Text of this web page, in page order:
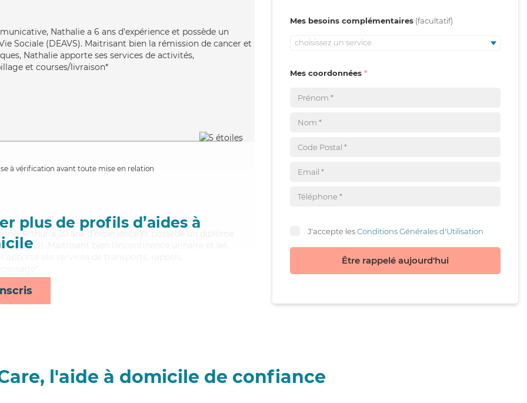
Nathalie a 6 ans d'expérience et possède un
Sociale (DEAVS). Maitrisant bien la rémission de cancer et
Nathalie apporte ses services de activités,
et courses/livraison*
à vérification avant toute mise en relation
plus de profils d’aides à
Arthur a 20 ans d'expérience et possède un diplôme
(ADVD). Maitrisant bien l'incontinence urinaire et les
Mes besoins complémentaires
choisissez un service
Mes coordonnées
J'accepte lesConditions Générales d'Utilisation
Être rappelé aujourd'hui
l'aide à domicile de confiance